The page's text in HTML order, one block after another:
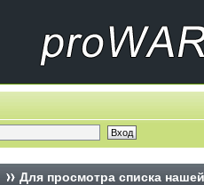
Для просмотра списка